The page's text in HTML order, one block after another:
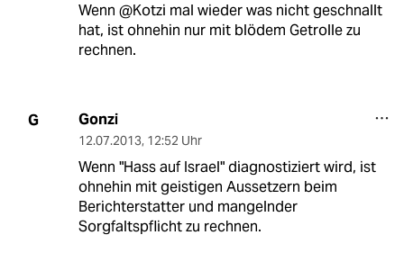
Wenn @Kotzi mal wieder was nicht geschnallt
hat, ist ohnehin nur mit blödem Getrolle zu
rechnen.
G Gonzi
12.07.2013, 12:52 Uhr
Wenn "Hass auf Israel" diagnostiziert wird, ist
ohnehin mit geistigen Aussetzern beim
Berichterstatter und mangelnder
Sorgfaltspflicht zu rechnen.